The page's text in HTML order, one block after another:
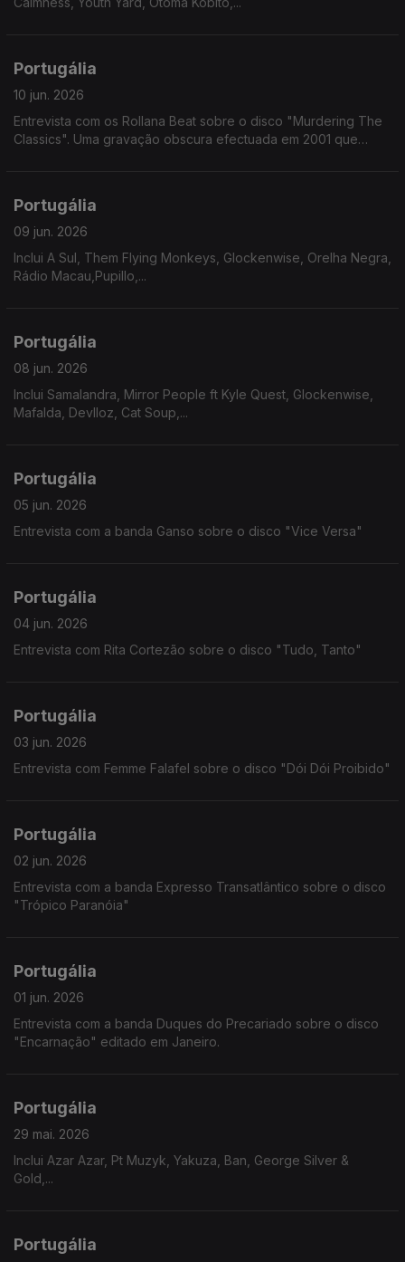
Portugália
10 jun. 2026
Entrevista com os Rollana Beat sobre o disco "Murdering The
Classics". Uma gravação obscura efectuada em 2001 que
Portugália
09 jun. 2026
Inclui A Sul, Them Flying Monkeys, Glockenwise, Orelha Negra,
Rádio Macau,Pupillo,...
Portugália
08 jun. 2026
Inclui Samalandra, Mirror People ft Kyle Quest, Glockenwise,
Mafalda, Devlloz, Cat Soup,...
Portugália
05 jun. 2026
Entrevista com a banda Ganso sobre o disco "Vice Versa"
Portugália
04 jun. 2026
Entrevista com Rita Cortezão sobre o disco "Tudo, Tanto"
Portugália
03 jun. 2026
Entrevista com Femme Falafel sobre o disco "Dói Dói Proibido"
Portugália
02 jun. 2026
Entrevista com a banda Expresso Transatlântico sobre o disco
"Trópico Paranóia"
Portugália
01 jun. 2026
Entrevista com a banda Duques do Precariado sobre o disco
"Encarnação" editado em Janeiro.
Portugália
29 mai. 2026
Inclui Azar Azar, Pt Muzyk, Yakuza, Ban, George Silver &
Gold,...
Portugália